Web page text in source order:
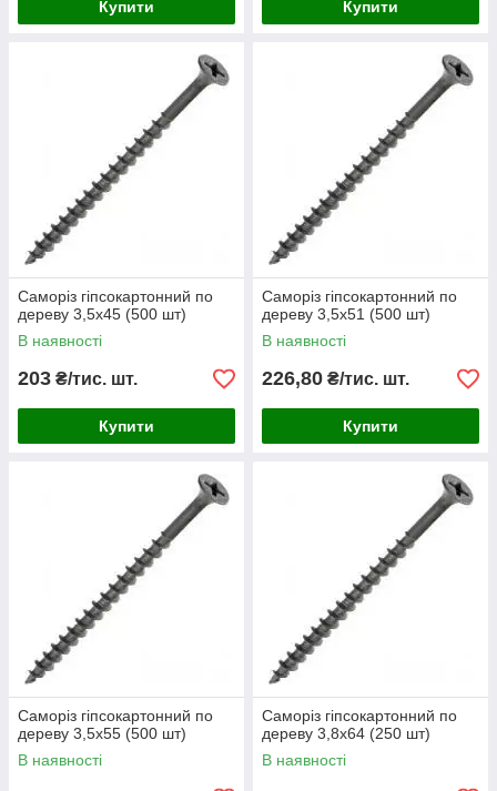
Купити Купити
Саморіз гіпсокартонний по
дереву 3,5х45 (500 шт)
В наявності
203 ₴/тис. шт.
Купити
Саморіз гіпсокартонний по
дереву 3,5х51 (500 шт)
В наявності
226,80 ₴/тис. шт.
Купити
Саморіз гіпсокартонний по
дереву 3,5х55 (500 шт)
В наявності
Саморіз гіпсокартонний по
дереву 3,8х64 (250 шт)
В наявності